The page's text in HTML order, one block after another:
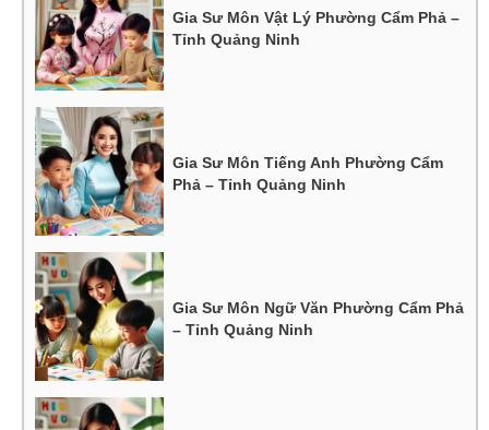
Gia Sư Môn Vật Lý Phường Cẩm Phả –
Tỉnh Quảng Ninh
Gia Sư Môn Tiếng Anh Phường Cẩm
Phả – Tỉnh Quảng Ninh
Gia Sư Môn Ngữ Văn Phường Cẩm Phả
– Tỉnh Quảng Ninh